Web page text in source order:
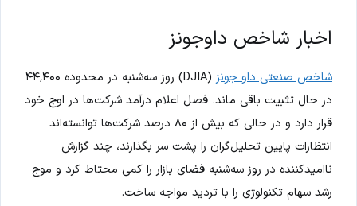
اخبار شاخص داوجونز
شاخص صنعتی داو جونز
(DJIA) روز سه‌شنبه در محدوده ۴۴٬۴۰۰
در حال تثبیت باقی ماند. فصل اعلام درآمد شرکت‌ها در اوج خود
قرار دارد و در حالی که بیش از ۸۰ درصد شرکت‌ها توانسته‌اند
انتظارات پایین تحلیل‌گران را پشت سر بگذارند، چند گزارش
ناامیدکننده در روز سه‌شنبه فضای بازار را کمی محتاط کرد و موج
رشد سهام تکنولوژی را با تردید مواجه ساخت.